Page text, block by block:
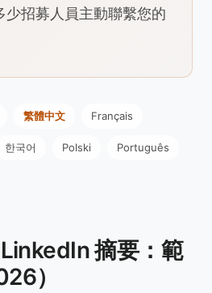
招募人員主動聯繫您的
繁體中文 Français
한국어 Polski Português
摘要：範
）